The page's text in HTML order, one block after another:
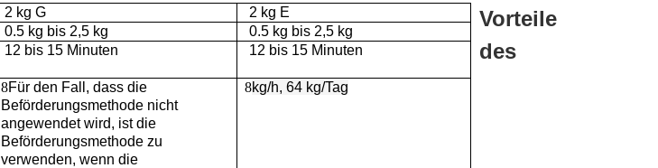
2 kg G
2 kg E
0.5 kg bis 2,5 kg
0.5 kg bis 2,5 kg
12 bis 15 Minuten 12 bis 15 Minuten
8Für den Fall, dass die
Beförderungsmethode nicht
angewendet wird, ist die
Beförderungsmethode zu
verwenden, wenn die
8kg/h, 64 kg/Tag
Vorteile
des